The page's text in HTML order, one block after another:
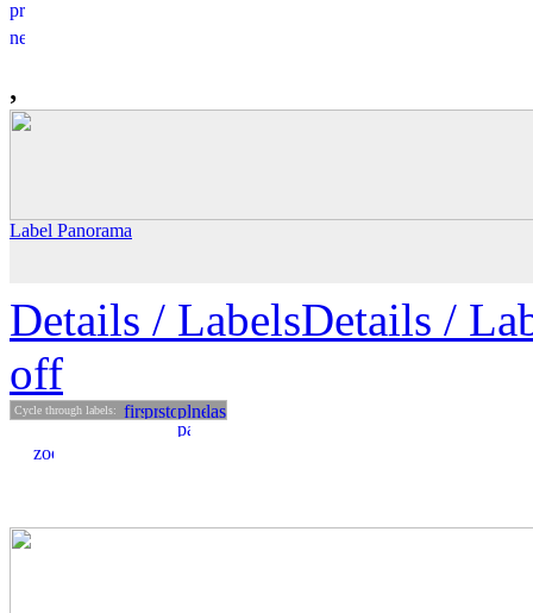
Label Panorama
Details / LabelsDetails /
off
Cycle through labels: